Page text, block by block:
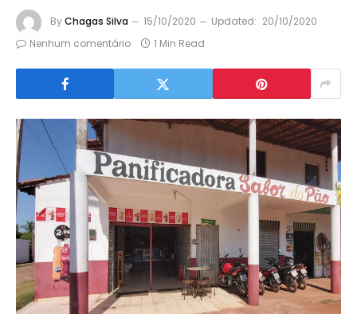
ByChagas Silva 15/10/2020 Updated: 20/10/2020
Nenhum comentário
1 Min Read